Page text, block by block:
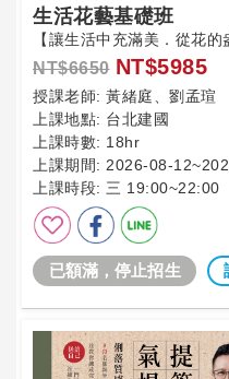
生活花藝基礎班
【讓生活中充滿美．從花
NT$6650 NT$5985
授課老師: 黃緒庭、劉孟瑄
上課地點: 台北建國
上課時數: 18hr
上課期間: 2026-08-
上課時段: 三 19:00~22:00
已額滿，停止招生